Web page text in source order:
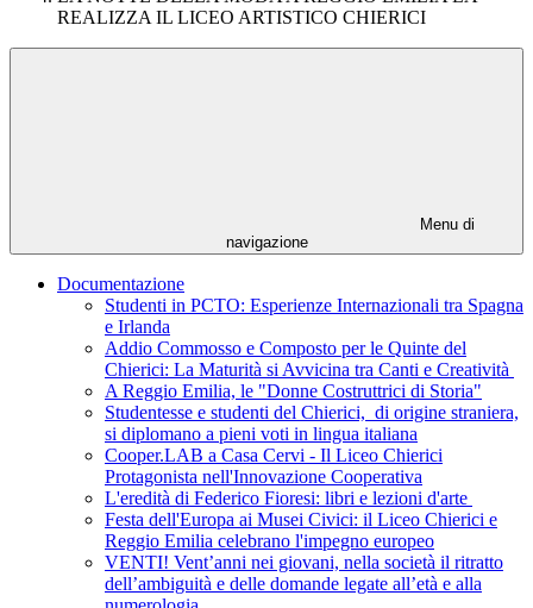
REALIZZA IL LICEO ARTISTICO CHIERICI
Menu di
navigazione
Documentazione
Studenti in PCTO: Esperienze Internazionali tra Spagna
e Irlanda
Addio Commosso e Composto per le Quinte del
Chierici: La Maturità si Avvicina tra Canti e Creatività
A Reggio Emilia, le "Donne Costruttrici di Storia"
Studentesse e studenti del Chierici, di origine straniera,
si diplomano a pieni voti in lingua italiana
Cooper.LAB a Casa Cervi - Il Liceo Chierici
Protagonista nell'Innovazione Cooperativa
L'eredità di Federico Fioresi: libri e lezioni d'arte
Festa dell'Europa ai Musei Civici: il Liceo Chierici e
Reggio Emilia celebrano l'impegno europeo
VENTI! Vent’anni nei giovani, nella società il ritratto
dell’ambiguità e delle domande legate all’età e alla